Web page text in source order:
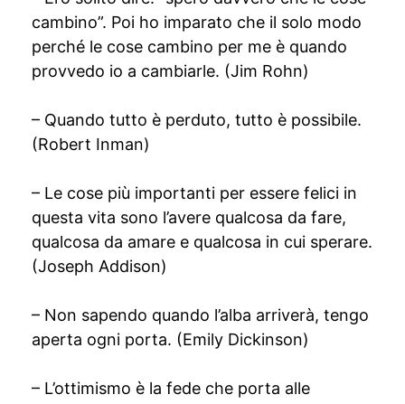
cambino”. Poi ho imparato che il solo modo
perché le cose cambino per me è quando
provvedo io a cambiarle. (Jim Rohn)
– Quando tutto è perduto, tutto è possibile.
(Robert Inman)
– Le cose più importanti per essere felici in
questa vita sono l’avere qualcosa da fare,
qualcosa da amare e qualcosa in cui sperare.
(Joseph Addison)
– Non sapendo quando l’alba arriverà, tengo
aperta ogni porta. (Emily Dickinson)
– L’ottimismo è la fede che porta alle